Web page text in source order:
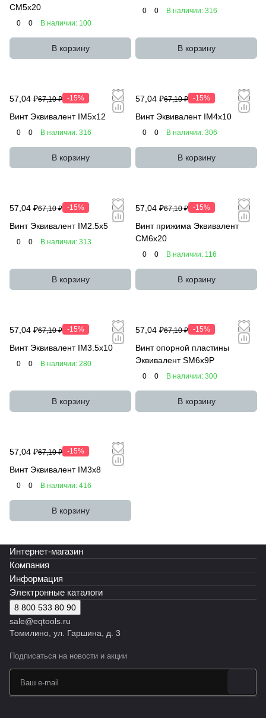
CM5x20
0 0 В наличии: 100
В корзину
0 0 В наличии: 316
В корзину
57,04 ₽67,10 ₽ -15%
Винт Эквивалент IM5x12
0 0 В наличии: 316
В корзину
57,04 ₽67,10 ₽ -15%
Винт Эквивалент IM4x10
0 0 В наличии: 306
В корзину
57,04 ₽67,10 ₽ -15%
Винт Эквивалент IM2.5x5
0 0 В наличии: 313
В корзину
57,04 ₽67,10 ₽ -15%
Винт прижима Эквивалент
CM6x20
0 0 В наличии: 116
В корзину
57,04 ₽67,10 ₽ -15%
Винт Эквивалент IM3.5x10
0 0 В наличии: 280
В корзину
57,04 ₽67,10 ₽ -15%
Винт опорной пластины
Эквивалент SM6x9P
0 0 В наличии: 300
В корзину
57,04 ₽67,10 ₽ -15%
Винт Эквивалент IM3x8
0 0 В наличии: 416
В корзину
Интернет-магазин
Компания
Информация
Электронные каталоги
8 800 533 80 90
sale@eqtools.ru
Томилино, ул. Гаршина, д. 3
Подписаться на новости и акции